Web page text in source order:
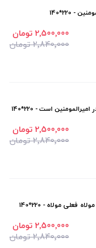
220*140
2٬840٬000 تومان
2٬500٬000 تومان
است - 220*140
2٬840٬000 تومان
2٬500٬000 تومان
مولاه - 220*140
2٬840٬000 تومان
2٬500٬000 تومان